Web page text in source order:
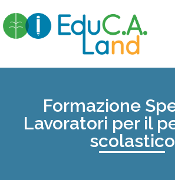
Formazione
Lavoratori per il
scolastico